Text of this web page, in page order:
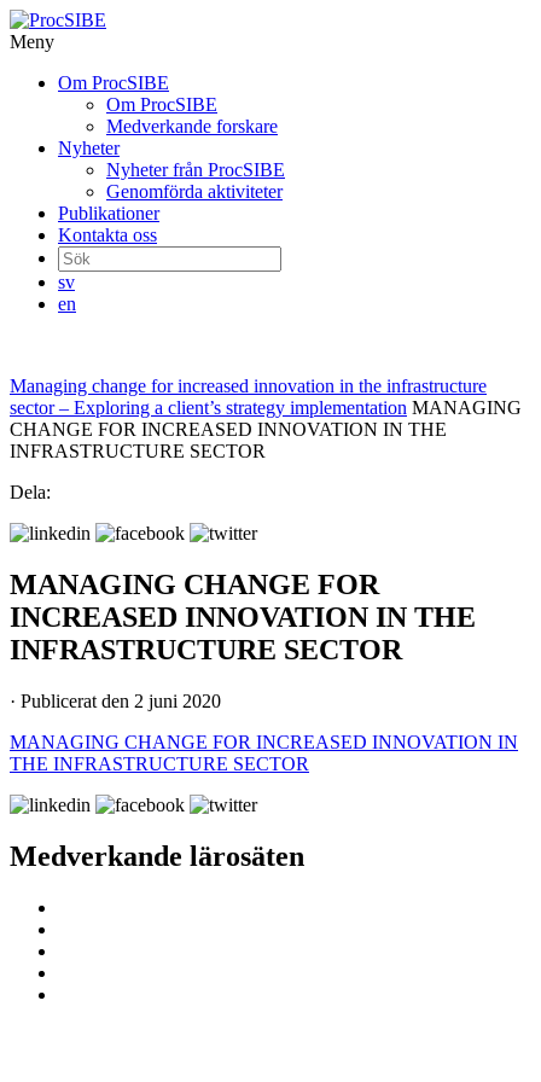
Meny
innehåll
Om ProcSIBE
Om ProcSIBE
Medverkande forskare
Nyheter
Nyheter från ProcSIBE
Genomförda aktiviteter
Publikationer
Kontakta oss
Sök
efter:
sv
en
Managing change for increased innovation in the infrastructure
sector – Exploring a client’s strategy implementation MANAGING
CHANGE FOR INCREASED INNOVATION IN THE
INFRASTRUCTURE SECTOR
Dela:
MANAGING CHANGE FOR
INCREASED INNOVATION IN THE
INFRASTRUCTURE SECTOR
· Publicerat den 2 juni 2020
MANAGING CHANGE FOR INCREASED INNOVATION IN
THE INFRASTRUCTURE SECTOR
Medverkande lärosäten